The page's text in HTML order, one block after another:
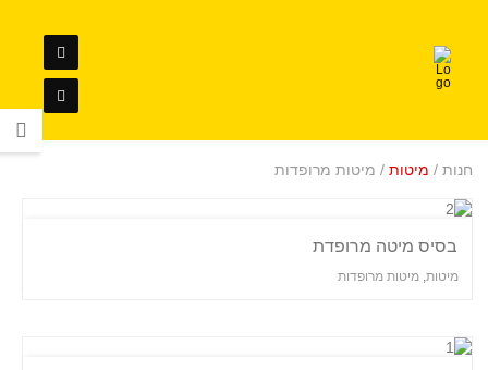
חנות / מיטות / מיטות מרופדות
בסיס מיטה מרופדת
מיטות, מיטות מרופדות